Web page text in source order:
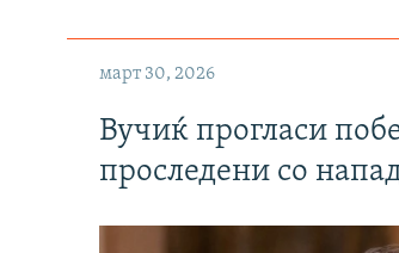
март 30, 2026
Вучиќ прогласи
проследени со